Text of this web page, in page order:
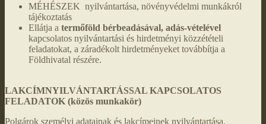
MÉHÉSZEK nyilvántartása, növényvédelmi munkákról
tájékoztatás
Ellátja a termőföld bérbeadásával, adás-vételével
kapcsolatos nyilvántartási és hirdetményi közzétételi
feladatokat, a záradékolt hirdetményeket továbbítja a
Földhivatal részére.
LAKCÍMNYILVÁNTARTÁSSAL KAPCSOLATOS
FELADATOK (közös munkakör)
Polgárok személyi adatainak és lakcímeinek nyilvántartása,